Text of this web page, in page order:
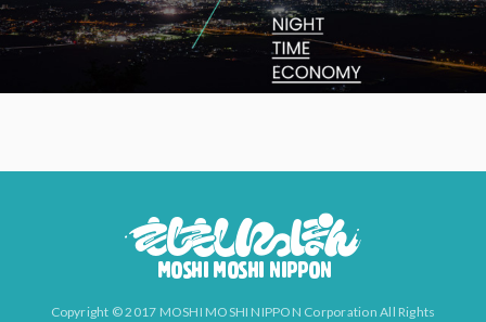
Copyright © 2017 MOSHI MOSHI NIPPON Corporation All Rights